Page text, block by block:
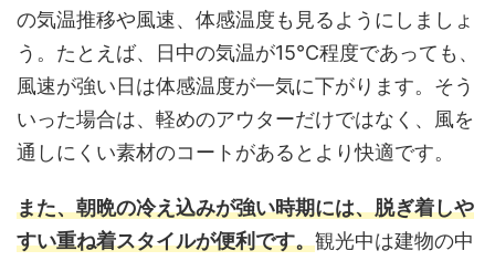
の気温推移や風速、体感温度も見るようにしましょ
う。たとえば、日中の気温が15℃程度であっても、
風速が強い日は体感温度が一気に下がります。そう
いった場合は、軽めのアウターだけではなく、風を
通しにくい素材のコートがあるとより快適です。
また、朝晩の冷え込みが強い時期には、脱ぎ着しや
すい重ね着スタイルが便利です。観光中は建物の中